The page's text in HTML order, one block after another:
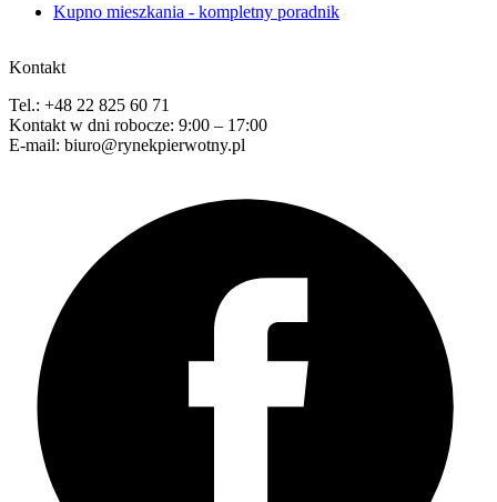
Kupno mieszkania - kompletny poradnik
Kontakt
Tel.: +48 22 825 60 71
Kontakt w dni robocze: 9:00 – 17:00
E-mail: biuro@rynekpierwotny.pl